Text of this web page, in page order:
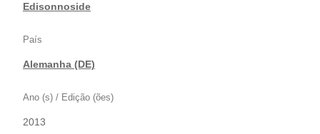
|Edisonnoside
País
Alemanha (DE)
Ano (s) / Edição (ões)
2013